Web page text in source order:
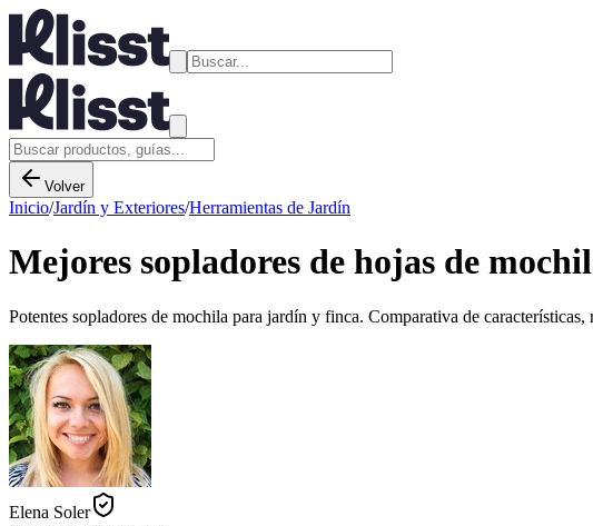
Volver
Inicio/Jardín y Exteriores/Herramientas de Jardín
Mejores sopladores de hojas de
Potentes sopladores de mochila para jardín y finca. Comparativa de
Elena Soler